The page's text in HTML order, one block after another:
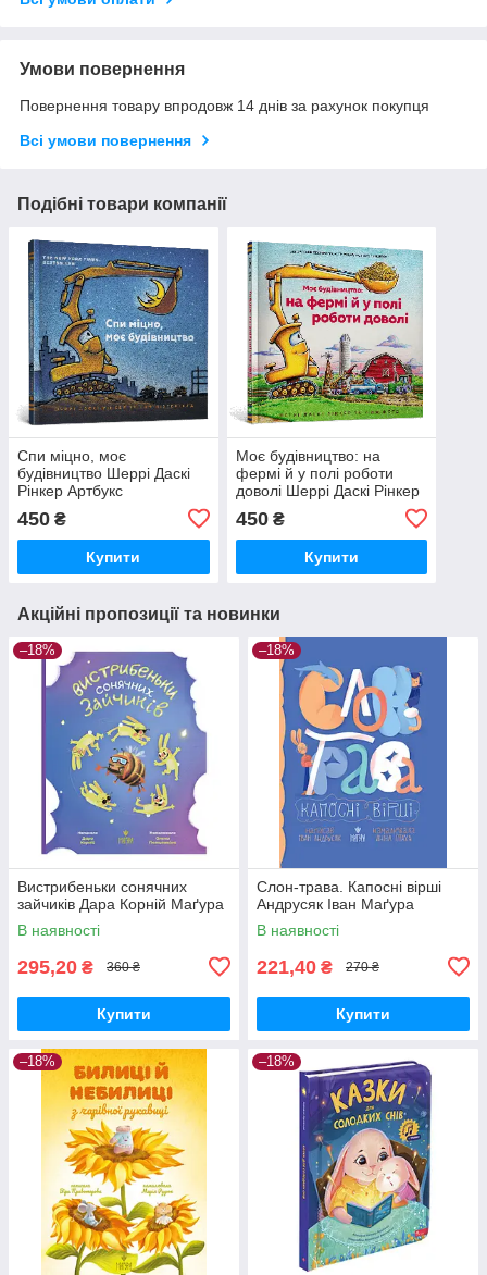
Умови повернення
Повернення товару впродовж 14 днів за рахунок покупця
Всі умови повернення
Подібні товари компанії
Спи міцно, моє
будівництво Шеррі Даскі
Рінкер Артбукс
450 ₴
Купити
Моє будівництво: на
фермі й у полі роботи
доволі Шеррі Даскі Рінкер
450₴
Купити
Акційні пропозиції та новинки
–18%
Вистрибеньки сонячних
зайчиків Дара Корній Маґура
В наявності
295,20 ₴ 360 ₴
Купити
–18%
Слон-трава. Капосні вірші
Андрусяк Іван Маґура
В наявності
221,40 ₴ 270 ₴
Купити
–18% –18%